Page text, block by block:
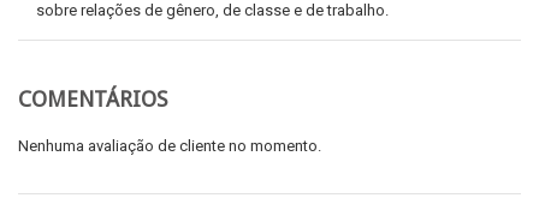
sobre relações de gênero, de classe e de trabalho.
COMENTÁRIOS
Nenhuma avaliação de cliente no momento.